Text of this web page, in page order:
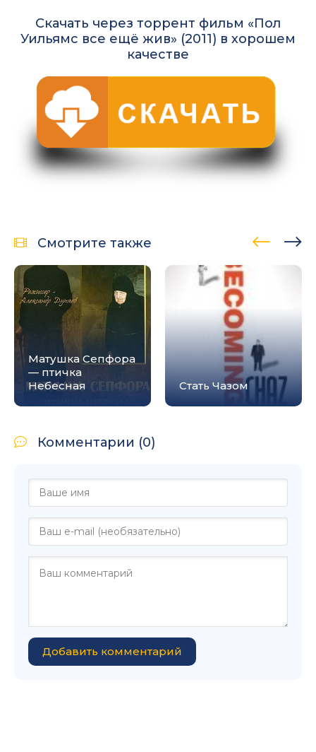
Скачать через торрент фильм «Пол
Уильямс все ещё жив» (2011) в хорошем
качестве
Смотрите также
Матушка Сепфора
— птичка
Небесная
Стать Чазом
Комментарии (0)
Добавить комментарий